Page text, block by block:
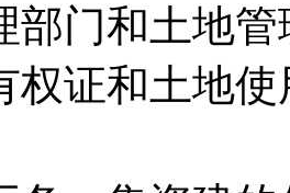
部门和土地
权证和土地